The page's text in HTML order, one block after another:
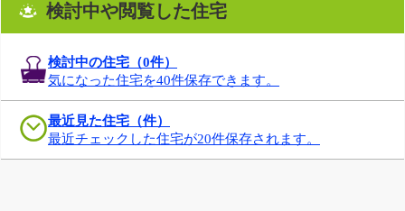
検討中や閲覧した住宅
検討中の住宅（0件）
気になった住宅を40件保存できます。
最近見た住宅（件）
最近チェックした住宅が20件保存されます。